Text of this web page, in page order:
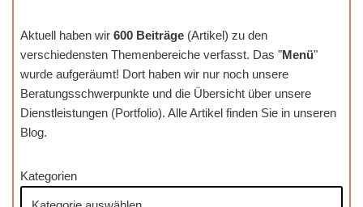
Aktuell haben wir 600 Beiträge (Artikel) zu den
verschiedensten Themenbereiche verfasst. Das "Menü"
wurde aufgeräumt! Dort haben wir nur noch unsere
Beratungsschwerpunkte und die Übersicht über unsere
Dienstleistungen (Portfolio). Alle Artikel finden Sie in unseren
Blog.
Kategorien